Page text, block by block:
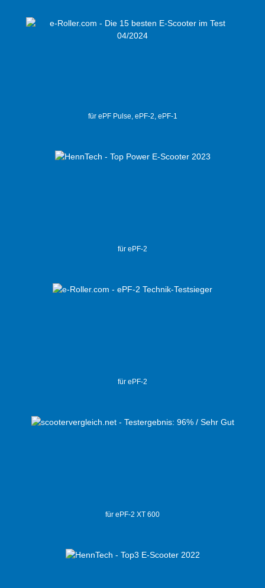
für ePF Pulse, ePF-2, ePF-1
für ePF-2
für ePF-2
für ePF-2 XT 600